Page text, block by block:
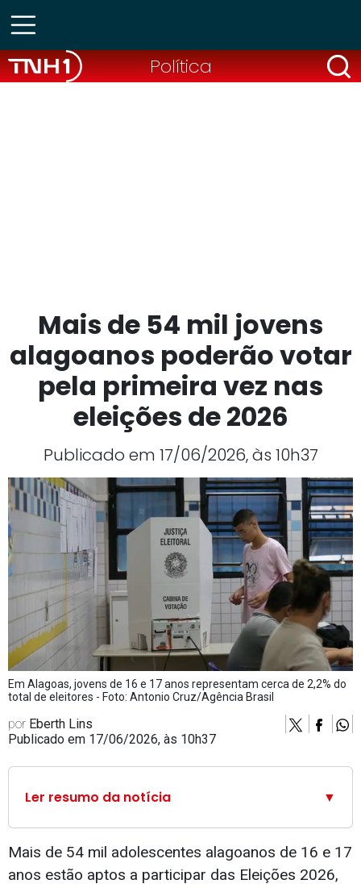
Política
Mais de 54 mil jovens
alagoanos poderão votar
pela primeira vez nas
eleições de 2026
Publicado em 17/06/2026, às 10h37
Em Alagoas, jovens de 16 e 17 anos representam cerca de 2,2% do
total de eleitores - Foto: Antonio Cruz/Agência Brasil
por Eberth Lins
Publicado em 17/06/2026, às 10h37
Ler resumo da notícia ▼
Mais de 54 mil adolescentes alagoanos de 16 e 17
anos estão aptos a participar das Eleições 2026,